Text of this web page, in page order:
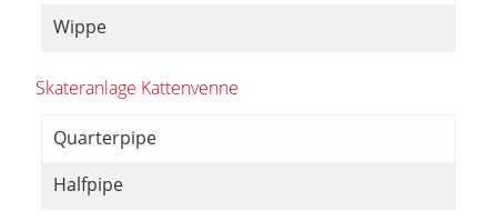
Wippe
Skateranlage Kattenvenne
Quarterpipe
Halfpipe